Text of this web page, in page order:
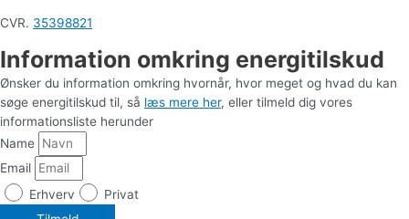
CVR. 35398821
Information omkring energitilskud
Ønsker du information omkring hvornår, hvor meget og hvad du kan
søge energitilskud til, så læs mere her, eller tilmeld dig vores
informationsliste herunder
Name
Email
Erhverv
Privat